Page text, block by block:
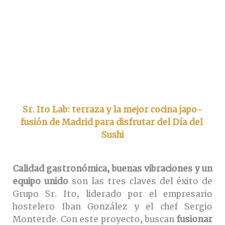
Sr. Ito Lab: terraza y la mejor cocina japo-
fusión de Madrid para disfrutar del Día del
Sushi
Calidad gastronómica, buenas vibraciones y un
equipo unido son las tres claves del éxito de
Grupo Sr. Ito, liderado por el empresario
hostelero Iban González y el chef Sergio
Monterde. Con este proyecto, buscan fusionar